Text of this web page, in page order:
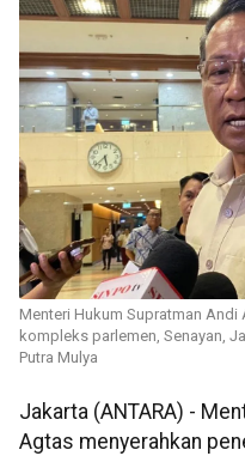
Menteri Hukum Supratman
kompleks parlemen, Senayan,
Putra Mulya
Jakarta (ANTARA) -
Agtas menyerahkan